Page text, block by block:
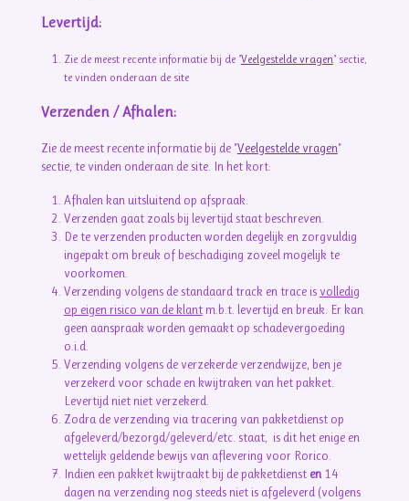
Levertijd:
Zie de meest recente informatie bij de "Veelgestelde vragen" sectie,
te vinden onderaan de site
Verzenden / Afhalen:
Zie de meest recente informatie bij de "Veelgestelde vragen"
sectie, te vinden onderaan de site. In het kort:
Afhalen kan uitsluitend op afspraak.
Verzenden gaat zoals bij levertijd staat beschreven.
De te verzenden producten worden degelijk en zorgvuldig
ingepakt om breuk of beschadiging zoveel mogelijk te
voorkomen.
Verzending volgens de standaard track en trace is volledig
op eigen risico van de klantm.b.t. levertijd en breuk. Er kan
geen aanspraak worden gemaakt op schadevergoeding
o.i.d.
Verzending volgens de verzekerde verzendwijze, ben je
verzekerd voor schade en kwijtraken van het pakket.
Levertijd niet niet verzekerd.
Zodra de verzending via tracering van pakketdienst op
afgeleverd/bezorgd/geleverd/etc. staat, is dit het enige en
wettelijk geldende bewijs van aflevering voor Rorico.
Indien een pakket kwijtraakt bij de pakketdienst en14
dagen na verzending nog steeds niet is afgeleverd (volgens